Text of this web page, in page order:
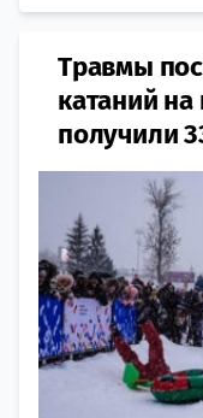
Травмы
катаний
получили